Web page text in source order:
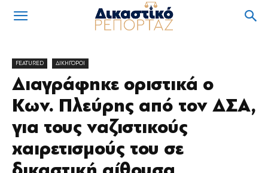
FEATURED ΔΙΚΗΓΟΡΟΙ
Διαγράφηκε οριστικά ο
Κων. Πλεύρης από τον ΔΣΑ,
για τους ναζιστικούς
χαιρετισμούς του σε